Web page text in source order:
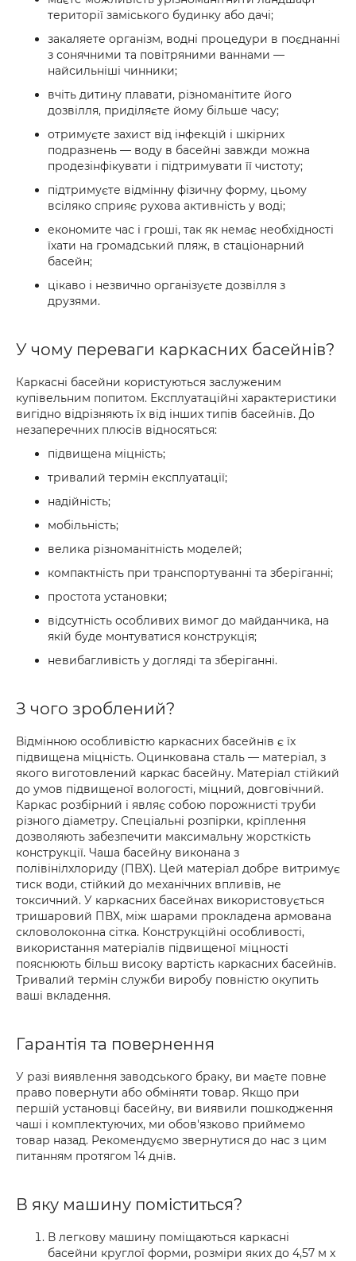
території заміського будинку або дачі;
закаляете організм, водні процедури в поєднанні
з сонячними та повітряними ваннами —
найсильніші чинники;
вчіть дитину плавати, різноманітите його
дозвілля, приділяєте йому більше часу;
отримуєте захист від інфекцій і шкірних
подразнень — воду в басейні завжди можна
продезінфікувати і підтримувати її чистоту;
підтримуєте відмінну фізичну форму, цьому
всіляко сприяє рухова активність у воді;
економите час і гроші, так як немає необхідності
їхати на громадський пляж, в стаціонарний
басейн;
цікаво і незвично організуєте дозвілля з
друзями.
У чому переваги каркасних басейнів?
Каркасні басейни користуються заслуженим
купівельним попитом. Експлуатаційні характеристики
вигідно відрізняють їх від інших типів басейнів. До
незаперечних плюсів відносяться:
підвищена міцність;
тривалий термін експлуатації;
надійність;
мобільність;
велика різноманітність моделей;
компактність при транспортуванні та зберіганні;
простота установки;
відсутність особливих вимог до майданчика, на
якій буде монтуватися конструкція;
невибагливість у догляді та зберіганні.
З чого зроблений?
Відмінною особливістю каркасних басейнів є їх
підвищена міцність. Оцинкована сталь — матеріал, з
якого виготовлений каркас басейну. Матеріал стійкий
до умов підвищеної вологості, міцний, довговічний.
Каркас розбірний і являє собою порожнисті труби
різного діаметру. Спеціальні розпірки, кріплення
дозволяють забезпечити максимальну жорсткість
конструкції. Чаша басейну виконана з
полівінілхлориду (ПВХ). Цей матеріал добре витримує
тиск води, стійкий до механічних впливів, не
токсичний. У каркасних басейнах використовується
тришаровий ПВХ, між шарами прокладена армована
скловолоконна сітка. Конструкційні особливості,
використання матеріалів підвищеної міцності
пояснюють більш високу вартість каркасних басейнів.
Тривалий термін служби виробу повністю окупить
ваші вкладення.
Гарантія та повернення
У разі виявлення заводського браку, ви маєте повне
право повернути або обміняти товар. Якщо при
першій установці басейну, ви виявили пошкодження
чаші і комплектуючих, ми обов'язково приймемо
товар назад. Рекомендуємо звернутися до нас з цим
питанням протягом 14 днів.
В яку машину поміститься?
В легкову машину поміщаються каркасні
басейни круглої форми, розміри яких до 4,57 м x